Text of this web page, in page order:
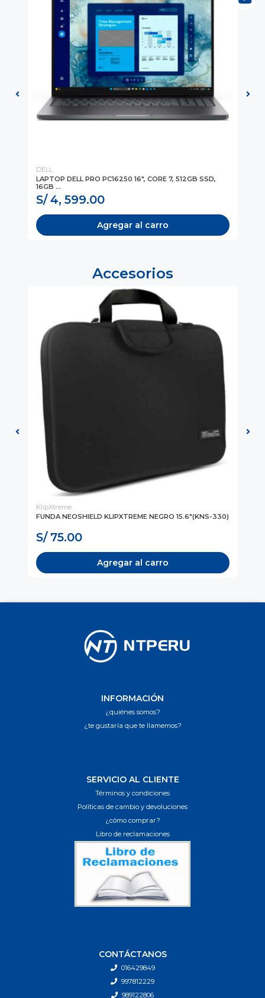
DELL
LAPTOP DELL PRO PC16250 16", CORE 7, 512GB SSD,
16GB ...
S/ 4, 599.00
Agregar al carro
Accesorios
KlipXtreme
FUNDA NEOSHIELD KLIPXTREME NEGRO 15.6"(KNS-330)
S/ 75.00
Agregar al carro
INFORMACIÓN
¿quiénes somos?
¿te gustaría que te llamemos?
SERVICIO AL CLIENTE
Términos y condiciones
Políticas de cambio y devoluciones
¿cómo comprar?
Libro de reclamaciones
CONTÁCTANOS
016429849
997812229
989122806